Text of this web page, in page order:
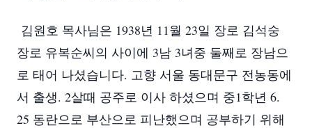
김원호 목사님은 1938년 11월 23일 장로 김석숭
장로 유복순씨의 사이에 3남 3녀중 둘째로 장남으
로 태어 나셨습니다. 고향 서울 동대문구 전농동에
서 출생. 2살때 공주로 이사 하셨으며 중1학년 6.
25 동란으로 부산으로 피난했으며 공부하기 위해